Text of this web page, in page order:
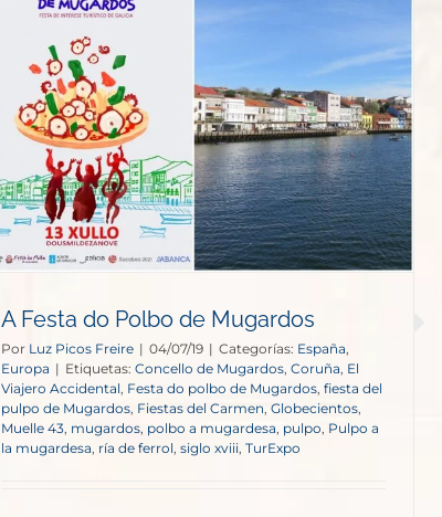
A Festa do Polbo de Mugardos
Por Luz Picos Freire | 04/07/19 | Categorías: España,
Europa | Etiquetas: Concello de Mugardos, Coruña, El
Viajero Accidental, Festa do polbo de Mugardos, fiesta del
pulpo de Mugardos, Fiestas del Carmen, Globecientos,
Muelle 43, mugardos, polbo a mugardesa, pulpo, Pulpo a
la mugardesa, ría de ferrol, siglo xviii, TurExpo